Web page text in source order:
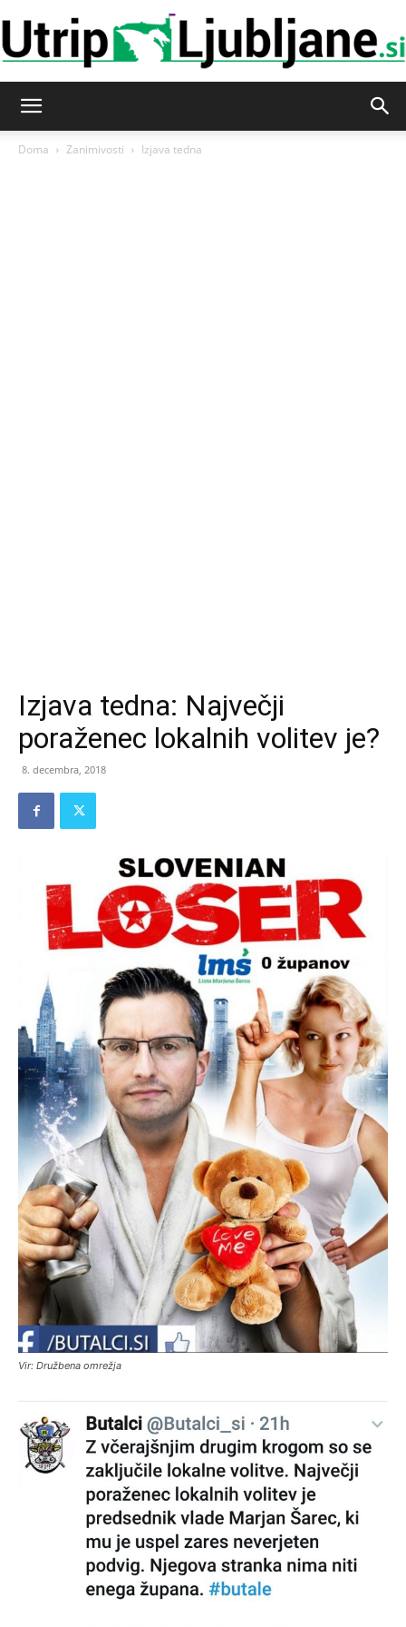
Doma Zanimivosti Izjava tedna
Izjava tedna: Največji
poraženec lokalnih volitev je?
8. decembra, 2018
Vir: Družbena omrežja